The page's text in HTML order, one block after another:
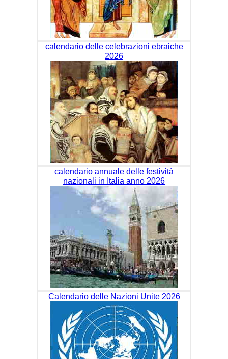
calendario delle celebrazioni ebraiche
2026
calendario annuale delle festività
nazionali in Italia anno 2026
Calendario delle Nazioni Unite 2026